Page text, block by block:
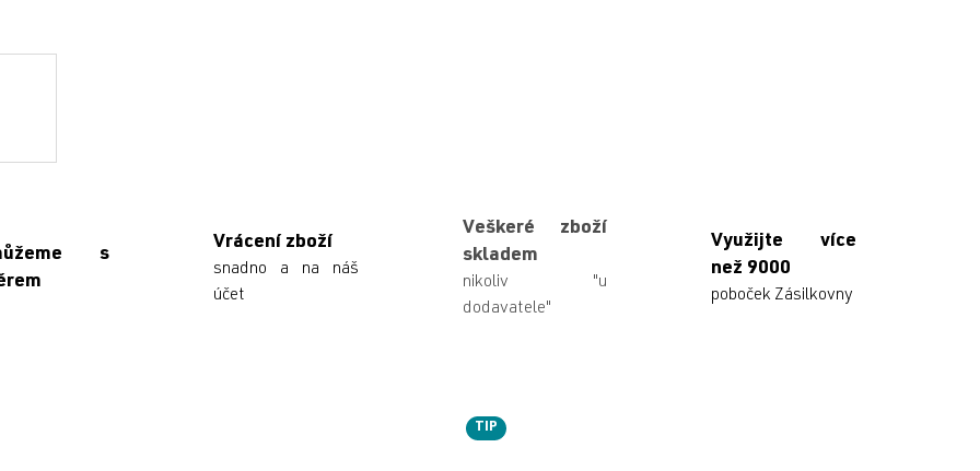
s
Vrácení zboží
snadno a na náš
účet
Veškeré zboží
skladem
nikoliv "u
dodavatele"
Využijte více
než 9000
poboček Zásilkovny
TIP